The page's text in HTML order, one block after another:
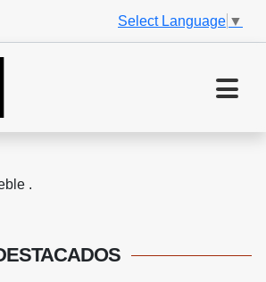
Select Language ▼
.